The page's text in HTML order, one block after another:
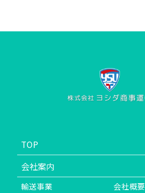
TOP
会社案内
輸送事業
会社概要